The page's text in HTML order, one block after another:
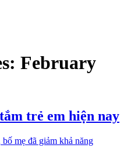
February
trẻ em hiện nay